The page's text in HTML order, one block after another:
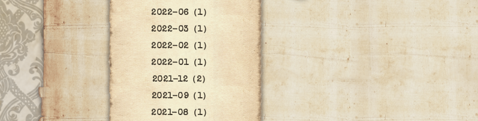
2022-06（1）
2022-03（1）
2022-02（1）
2022-01（1）
2021-12（2）
2021-09（1）
2021-08（1）